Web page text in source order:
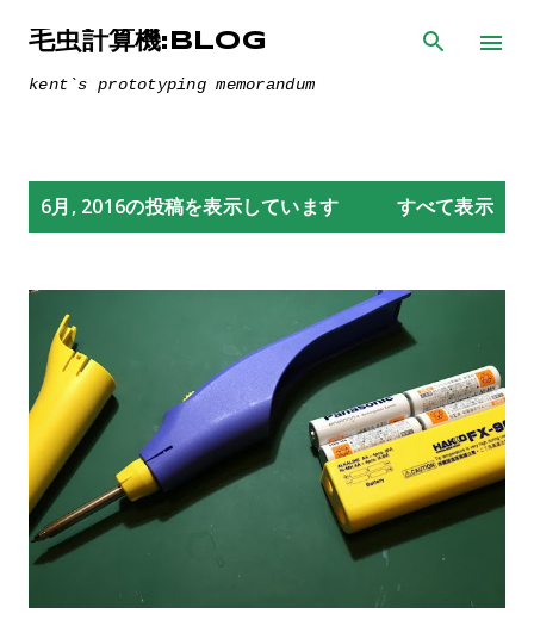
スキップしてメイン コンテンツに移動
毛虫計算機:BLOG
kent`s prototyping memorandum
6月, 2016の投稿を表示しています すべて表示